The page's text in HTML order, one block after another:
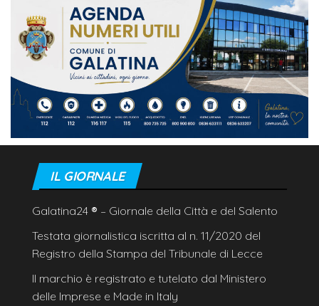
IL GIORNALE
Galatina24 ® – Giornale della Città e del Salento
Testata giornalistica iscritta al n. 11/2020 del
Registro della Stampa del Tribunale di Lecce
Il marchio è registrato e tutelato dal Ministero
delle Imprese e Made in Italy